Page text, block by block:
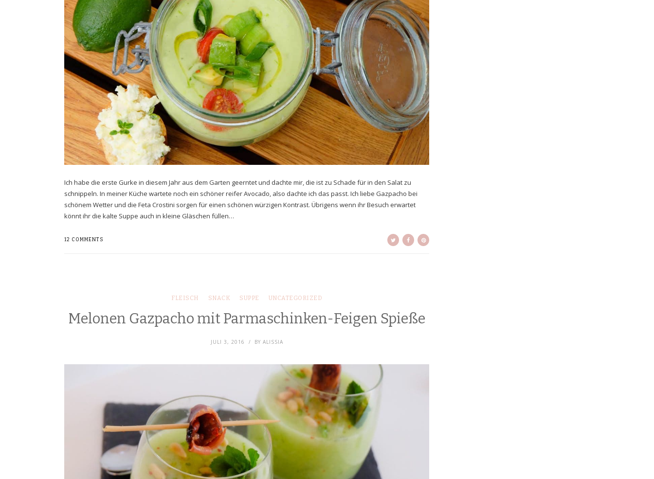
Ich habe die erste Gurke in diesem Jahr aus dem Garten geerntet und dachte mir, die ist zu Schade für in den Salat zu
schnippeln. In meiner Küche wartete noch ein schöner reifer Avocado, also dachte ich das passt. Ich liebe Gazpacho bei
schönem Wetter und die Feta Crostini sorgen für einen schönen würzigen Kontrast. Übrigens wenn ihr Besuch erwartet
könnt ihr die kalte Suppe auch in kleine Gläschen füllen…
12 COMMENTS
FLEISCH SNACK SUPPE UNCATEGORIZED
Melonen Gazpacho mit Parmaschinken-Feigen Spieße
JULI 3, 2016 BY ALISSIA